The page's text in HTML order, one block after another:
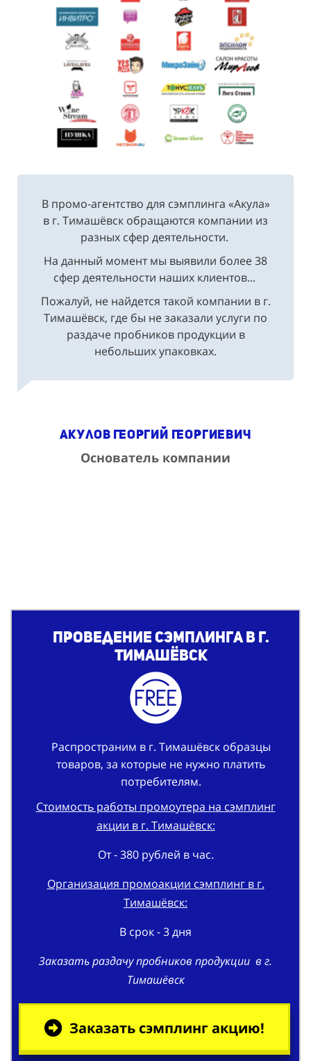
В промо-агентство для сэмплинга «Акула»
в г. Тимашёвск обращаются компании из
разных сфер деятельности.
На данный момент мы выявили более 38
сфер деятельности наших клиентов...
Пожалуй, не найдется такой компании в г.
Тимашёвск, где бы не заказали услуги по
раздаче пробников продукции в
небольших упаковках.
Акулов Георгий Георгиевич
Основатель компании
Проведение сэмплинга в г.
Тимашёвск
Распространим в г. Тимашёвск образцы
товаров, за которые не нужно платить
потребителям.
Стоимость работы промоутера на сэмплинг
акции в г. Тимашёвск:
От - 380 рублей в час.
Организация промоакции сэмплинг в г.
Тимашёвск:
В срок - 3 дня
Заказать раздачу пробников продукции в г.
Тимашёвск
Заказать сэмплинг акцию!